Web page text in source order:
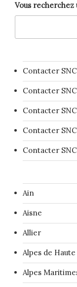
Vous recherchez
Contacter
Contacter
Contacter
Contacter
Contacter
Ain
Aisne
Allier
Alpes de
Alpes